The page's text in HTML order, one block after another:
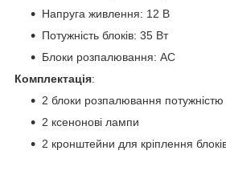
Напруга живлення: 12 В
Потужність блоків: 35 Bт
Блоки розпалювання: AC
Комплектація:
2 блоки розпалювання
2 ксенонові лампи
2 кронштейни для кріплення